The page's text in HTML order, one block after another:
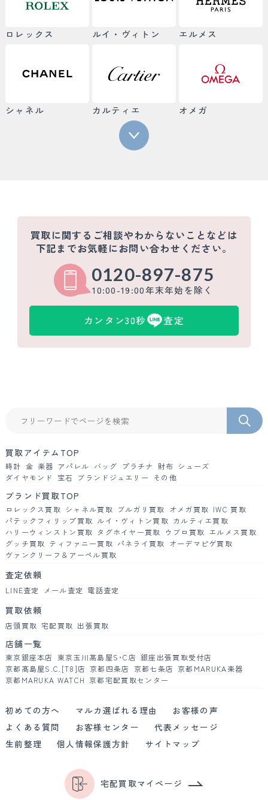
ロレックス ルイ・ヴィトン エルメス
シャネル カルティエ オメガ
買取に関するご相談やわからないことなどは
下記までお気軽にお問い合わせください。
0120-897-875
10:00-19:00年末年始を除く
カンタン30秒 査定
買取アイテムTOP
時計 金 楽器 アパレル バッグ プラチナ 財布 シューズ
ダイヤモンド
宝石 ブランドジュエリー その他
ブランド買取TOP
ロレックス買取 シャネル買取 ブルガリ買取 オメガ買取 IWC 買取
パテックフィリップ買取 ルイ・ヴィトン買取
カルティエ買取
ハリーウィンストン買取
タグホイヤー買取 ウブロ買取 エルメス買取
グッチ買取 ティファニー買取 パネライ買取
オーデマピゲ買取
ヴァンクリーフ＆アーペル買取
査定依頼
LINE査定 メール査定 電話査定
買取依頼
店頭買取 宅配買取 出張買取
店舗一覧
東京銀座本店 東京玉川髙島屋S･C店 銀座出張買取受付店
京都髙島屋S.C.[T8]店 京都四条店 京都七条店 京都MARUKA楽器
京都MARUKA WATCH 京都宅配買取センター
初めての方へ マルカ選ばれる理由
お客様の声
よくある質問
お客様センター
代表メッセージ
生前整理
個人情報保護方針 サイトマップ
宅配買取マイページ